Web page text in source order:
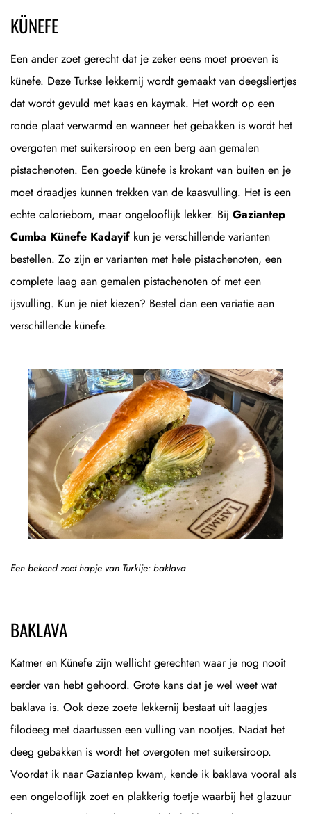
KÜNEFE
Een ander zoet gerecht dat je zeker eens moet proeven is
künefe. Deze Turkse lekkernij wordt gemaakt van deegsliertjes
dat wordt gevuld met kaas en kaymak. Het wordt op een
ronde plaat verwarmd en wanneer het gebakken is wordt het
overgoten met suikersiroop en een berg aan gemalen
pistachenoten. Een goede künefe is krokant van buiten en je
moet draadjes kunnen trekken van de kaasvulling. Het is een
echte caloriebom, maar ongelooflijk lekker. Bij Gaziantep
Cumba Künefe Kadayif kun je verschillende varianten
bestellen. Zo zijn er varianten met hele pistachenoten, een
complete laag aan gemalen pistachenoten of met een
ijsvulling. Kun je niet kiezen? Bestel dan een variatie aan
verschillende künefe.
Een bekend zoet hapje van Turkije: baklava
BAKLAVA
Katmer en Künefe zijn wellicht gerechten waar je nog nooit
eerder van hebt gehoord. Grote kans dat je wel weet wat
baklava is. Ook deze zoete lekkernij bestaat uit laagjes
filodeeg met daartussen een vulling van nootjes. Nadat het
deeg gebakken is wordt het overgoten met suikersiroop.
Voordat ik naar Gaziantep kwam, kende ik baklava vooral als
een ongelooflijk zoet en plakkerig toetje waarbij het glazuur